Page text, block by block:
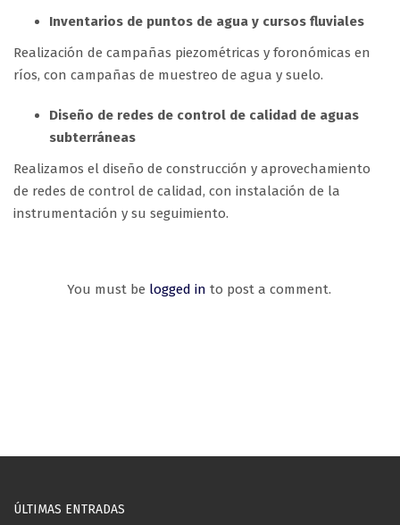
Inventarios de puntos de agua y cursos fluviales
Realización de campañas piezométricas y foronómicas en
ríos, con campañas de muestreo de agua y suelo.
Diseño de redes de control de calidad de aguas
subterráneas
Realizamos el diseño de construcción y aprovechamiento
de redes de control de calidad, con instalación de la
instrumentación y su seguimiento.
You must be logged in to post a comment.
ÚLTIMAS ENTRADAS